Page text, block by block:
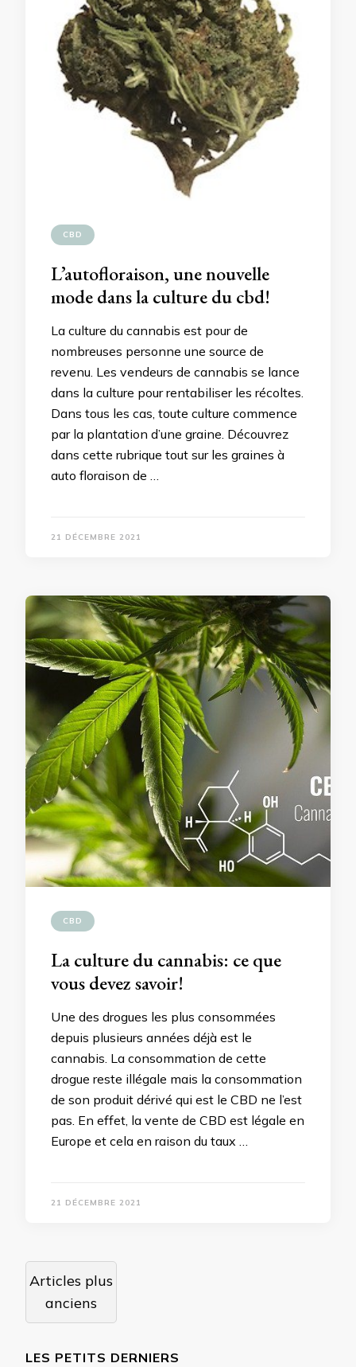
CBD
L’autofloraison, une nouvelle
mode dans la culture du cbd!
La culture du cannabis est pour de
nombreuses personne une source de
revenu. Les vendeurs de cannabis se lance
dans la culture pour rentabiliser les récoltes.
Dans tous les cas, toute culture commence
par la plantation d’une graine. Découvrez
dans cette rubrique tout sur les graines à
auto floraison de …
21 DÉCEMBRE 2021
CBD
La culture du cannabis: ce que
vous devez savoir!
Une des drogues les plus consommées
depuis plusieurs années déjà est le
cannabis. La consommation de cette
drogue reste illégale mais la consommation
de son produit dérivé qui est le CBD ne l’est
pas. En effet, la vente de CBD est légale en
Europe et cela en raison du taux …
21 DÉCEMBRE 2021
Navigation
des
articles
Articles plus
anciens
LES PETITS DERNIERS